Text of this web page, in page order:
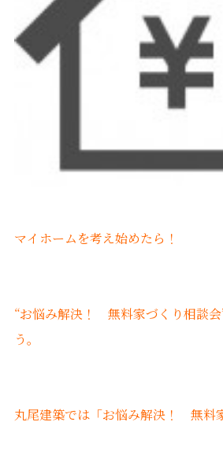
マイホームを考え始めたら！
“お悩み解決！ 無料家づくり相談会
う。
丸尾建築では「お悩み解決！ 無料